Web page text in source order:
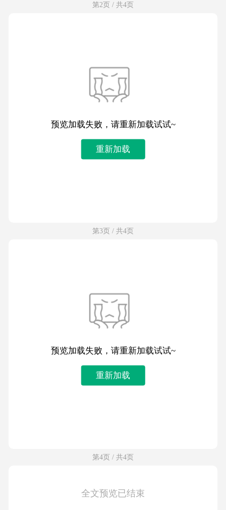
第2页 / 共4页
预览加载失败，请重新加载试试~
重新加载
第3页 / 共4页
预览加载失败，请重新加载试试~
重新加载
第4页 / 共4页
全文预览已结束